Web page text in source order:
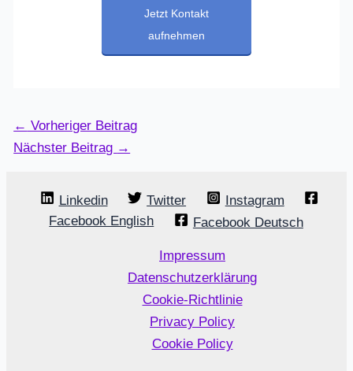
Jetzt Kontakt
aufnehmen
← Vorheriger Beitrag
Nächster Beitrag →
Linkedin Twitter
Instagram
Facebook English
Facebook Deutsch
Impressum
Datenschutzerklärung
Cookie-Richtlinie
Privacy Policy
Cookie Policy